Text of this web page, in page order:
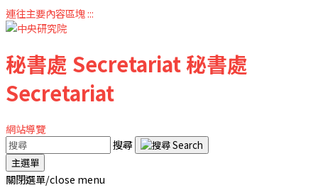
連往主要內容區塊:::
秘書處 Secretariat秘書處
Secretariat
網站導覽
搜尋
主選單
關閉選單/close menu